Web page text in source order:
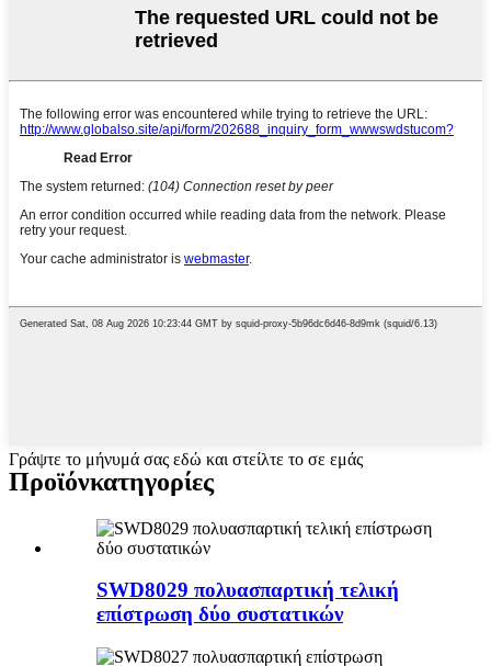
Γράψτε το μήνυμά σας εδώ και στείλτε το σε εμάς
Προϊόνκατηγορίες
SWD8029 πολυασπαρτική τελική
επίστρωση δύο συστατικών